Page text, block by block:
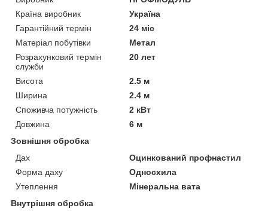
Країна виробник
Україна
Гарантійний термін
24 міс
Матеріал побутівки
Метал
Розрахунковий термін
служби
20 лет
Висота
2.5 м
Ширина
2.4 м
Споживча потужність
2 кВт
Довжина
6 м
Зовнішня обробка
Дах
Оцинкований профнастил
Форма даху
Односхила
Утеплення
Мінеральна вата
Внутрішня обробка